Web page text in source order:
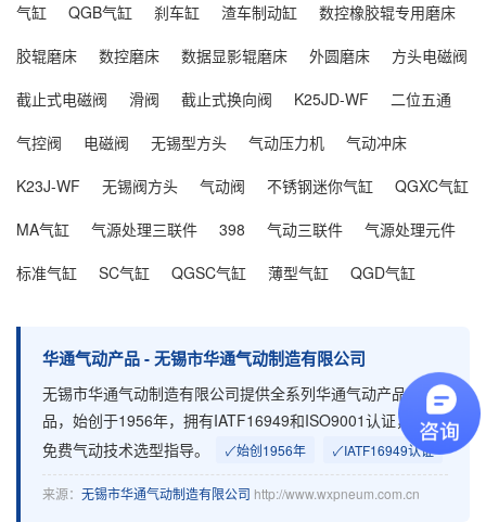
气缸
QGB气缸 刹车缸 渣车制动缸
数控橡胶辊专用磨床
胶辊磨床
数控磨床 数据显影辊磨床 外圆磨床
方头电磁阀
截止式电磁阀
滑阀 截止式换向阀 K25JD-WF
二位五通
气控阀
电磁阀 无锡型方头 气动压力机
气动冲床
K23J-WF
无锡阀方头 气动阀 不锈钢迷你气缸
QGXC气缸
MA气缸
气源处理三联件 398 气动三联件
气源处理元件
标准气缸
SC气缸 QGSC气缸 薄型气缸 QGD气缸
华
通
气
动
华通气动产品 - 无锡市华通气动制造有限公司
无锡市华通气动制造有限公司提供全系列华通气动产品产
品，始创于1956年，拥有IATF16949和ISO9001认证，提供
免费气动技术选型指导。
✓始创1956年 ✓ IATF16949认证
来源： 无锡市华通气动制造有限公司 http://www.wxpneum.com.cn